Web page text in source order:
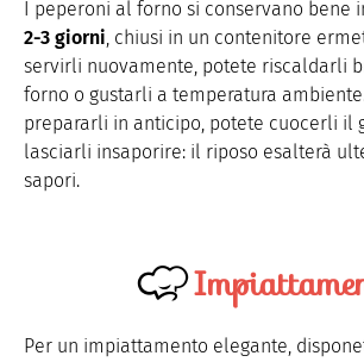
I peperoni al forno si conservano bene
2-3 giorni, chiusi in un contenitore
servirli nuovamente, potete riscaldarli
forno o gustarli a temperatura
prepararli in anticipo, potete cuocerli il
lasciarli insaporire: il riposo esalterà
sapori.
Per un impiattamento elegante,